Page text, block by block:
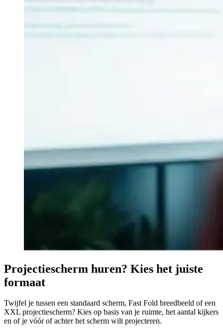
Projectiescherm huren? Kies het juiste
formaat
Twijfel je tussen een standaard scherm, Fast Fold breedbeeld of een
XXL projectiescherm? Kies op basis van je ruimte, het aantal kijkers
en of je vóór of achter het scherm wilt projecteren.